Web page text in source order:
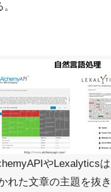
やLexalytics
れた文章の主題を抜き